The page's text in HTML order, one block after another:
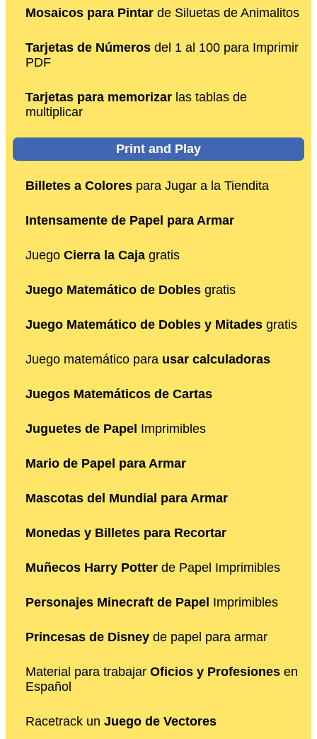
Mosaicos para Pintar de Siluetas de Animalitos
Tarjetas de Números del 1 al 100 para Imprimir
PDF
Tarjetas para memorizar las tablas de
multiplicar
Print and Play
Billetes a Colores para Jugar a la Tiendita
Intensamente de Papel para Armar
Juego Cierra la Caja gratis
Juego Matemático de Dobles gratis
Juego Matemático de Dobles y Mitades gratis
Juego matemático para usar calculadoras
Juegos Matemáticos de Cartas
Juguetes de Papel Imprimibles
Mario de Papel para Armar
Mascotas del Mundial para Armar
Monedas y Billetes para Recortar
Muñecos Harry Potter de Papel Imprimibles
Personajes Minecraft de Papel Imprimibles
Princesas de Disney de papel para armar
Material para trabajar Oficios y Profesiones en
Español
Racetrack un Juego de Vectores